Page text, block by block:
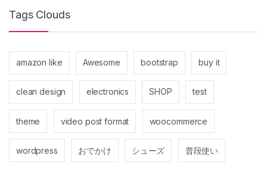
Tags Clouds
amazon like Awesome bootstrap buy it
clean design electronics SHOP test
theme video post format woocommerce
wordpress おでかけ シューズ 普段使い